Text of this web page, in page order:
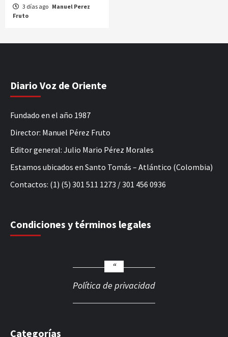
3 días ago Manuel Perez
Fruto
Diario Voz de Oriente
Fundado en el año 1987
Director: Manuel Pérez Fruto
Editor general: Julio Mario Pérez Morales
Estamos ubicados en Santo Tomás – Atlántico (Colombia)
Contactos: (1) (5) 301 511 1273 / 301 456 0936
Condiciones y términos legales
Política de privacidad
Categorías